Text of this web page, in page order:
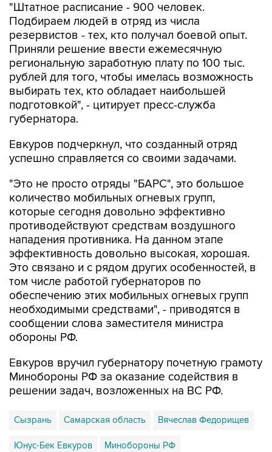
"Штатное расписание - 900 человек.
Подбираем людей в отряд из числа
резервистов - тех, кто получал боевой опыт.
Приняли решение ввести ежемесячную
региональную заработную плату по 100 тыс.
рублей для того, чтобы имелась возможность
выбирать тех, кто обладает наибольшей
подготовкой", - цитирует пресс-служба
губернатора.
Евкуров подчеркнул, что созданный отряд
успешно справляется со своими задачами.
"Это не просто отряды "БАРС", это большое
количество мобильных огневых групп,
которые сегодня довольно эффективно
противодействуют средствам воздушного
нападения противника. На данном этапе
эффективность довольно высокая, хорошая.
Это связано и с рядом других особенностей, в
том числе работой губернаторов по
обеспечению этих мобильных огневых групп
необходимыми средствами", - приводятся в
сообщении слова заместителя министра
обороны РФ.
Евкуров вручил губернатору почетную грамоту
Минобороны РФ за оказание содействия в
решении задач, возложенных на ВС РФ.
Сызрань Самарская область Вячеслав Федорищев
Юнус-Бек Евкуров Минобороны РФ